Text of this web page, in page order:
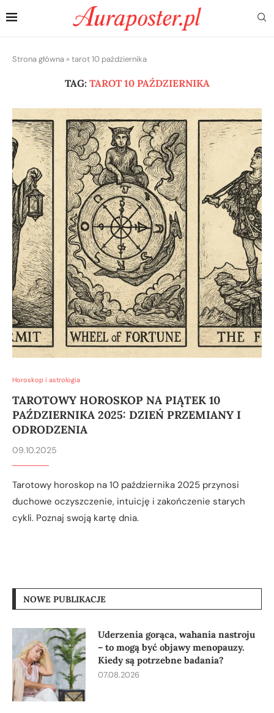
Strona główna » tarot 10 października
TAG: TAROT 10 PAŹDZIERNIKA
Horoskop i astrologia
TAROTOWY HOROSKOP NA PIĄTEK 10
PAŹDZIERNIKA 2025: DZIEŃ PRZEMIANY I
ODRODZENIA
09.10.2025
Tarotowy horoskop na 10 października 2025 przynosi
duchowe oczyszczenie, intuicję i zakończenie starych
cykli. Poznaj swoją kartę dnia.
NOWE PUBLIKACJE
Uderzenia gorąca, wahania nastroju
– to mogą być objawy menopauzy.
Kiedy są potrzebne badania?
07.08.2026